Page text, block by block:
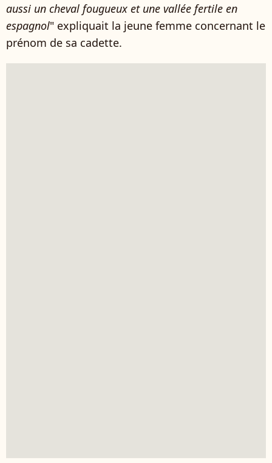
aussi un cheval fougueux et une vallée fertile en
espagnol" expliquait la jeune femme concernant le
prénom de sa cadette.